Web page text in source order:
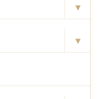
▾
▾